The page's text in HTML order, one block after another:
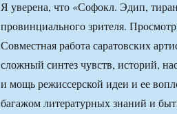
Я уверена, что «Софокл. Эдип,
провинциального зрителя.
Совместная работа саратовских
сложный синтез чувств, историй,
и мощь режиссерской идеи и ее
багажом литературных знаний и